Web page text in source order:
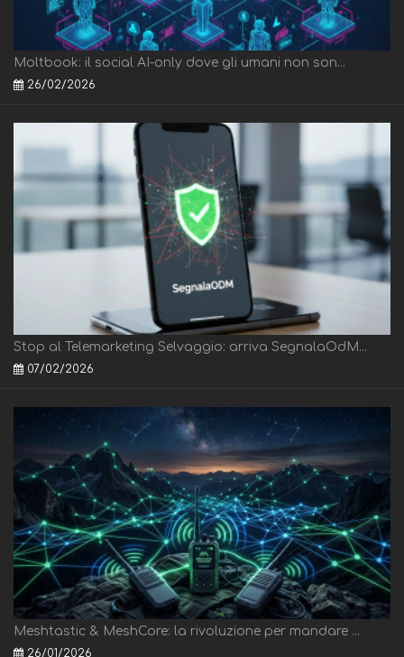
Moltbook: il social AI-only dove gli umani non son...
26/02/2026
Stop al Telemarketing Selvaggio: arriva SegnalaOdM...
07/02/2026
Meshtastic & MeshCore: la rivoluzione per mandare ...
26/01/2026